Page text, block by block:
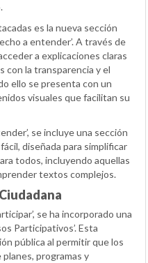
es la nueva sección
a entender’. A través de
a explicaciones claras
con la transparencia y el
ello se presenta con un
visuales que facilitan su
se incluye una sección
diseñada para simplificar
todos, incluyendo aquellas
textos complejos.
se ha incorporado una
Participativos’. Esta
pública al permitir que los
programas y